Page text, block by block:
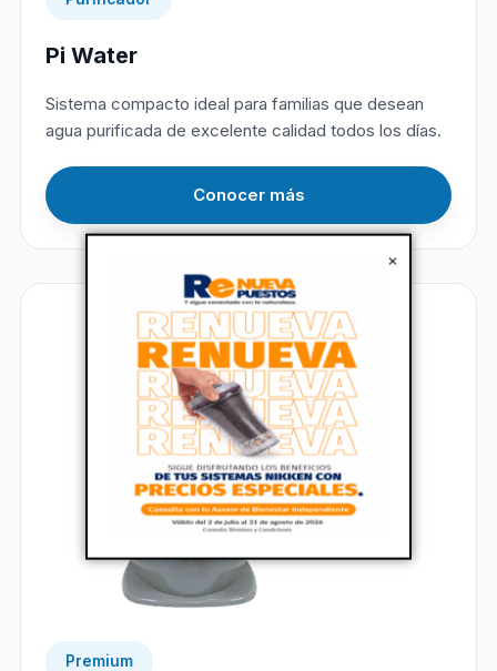
×
Pi Water
Sistema compacto ideal para familias que desean
agua purificada de excelente calidad todos los días.
Conocer más
Premium